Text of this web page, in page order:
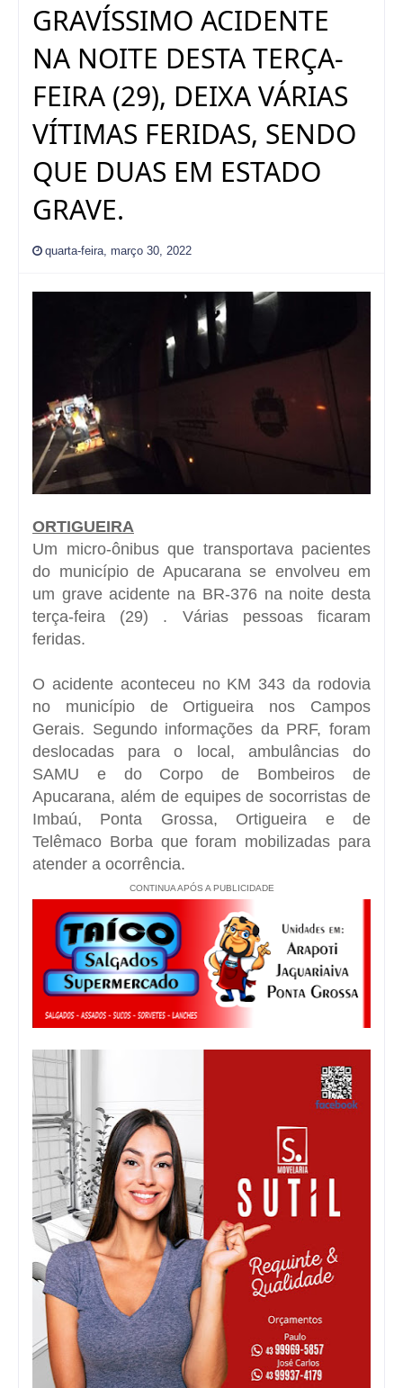
GRAVÍSSIMO ACIDENTE
NA NOITE DESTA TERÇA-
FEIRA (29), DEIXA VÁRIAS
VÍTIMAS FERIDAS, SENDO
QUE DUAS EM ESTADO
GRAVE.
quarta-feira, março 30, 2022
ORTIGUEIRA
Um micro-ônibus que transportava pacientes
do município de Apucarana se envolveu em
um grave acidente na BR-376 na noite desta
terça-feira (29) . Várias pessoas ficaram
feridas.
O acidente aconteceu no KM 343 da rodovia
no município de Ortigueira nos Campos
Gerais. Segundo informações da PRF, foram
deslocadas para o local, ambulâncias do
SAMU e do Corpo de Bombeiros de
Apucarana, além de equipes de socorristas de
Imbaú, Ponta Grossa, Ortigueira e de
Telêmaco Borba que foram mobilizadas para
atender a ocorrência.
CONTINUA APÓS A PUBLICIDADE